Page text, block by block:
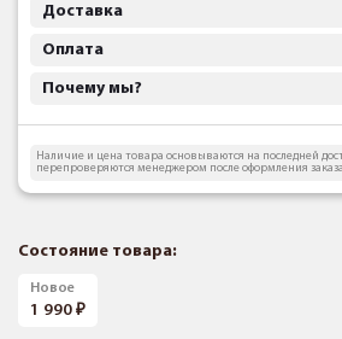
Доставка
Оплата
Почему мы?
Наличие и цена товара основываются на последней
перепроверяются менеджером после оформления заказа
Состояние товара:
Новое
1 990